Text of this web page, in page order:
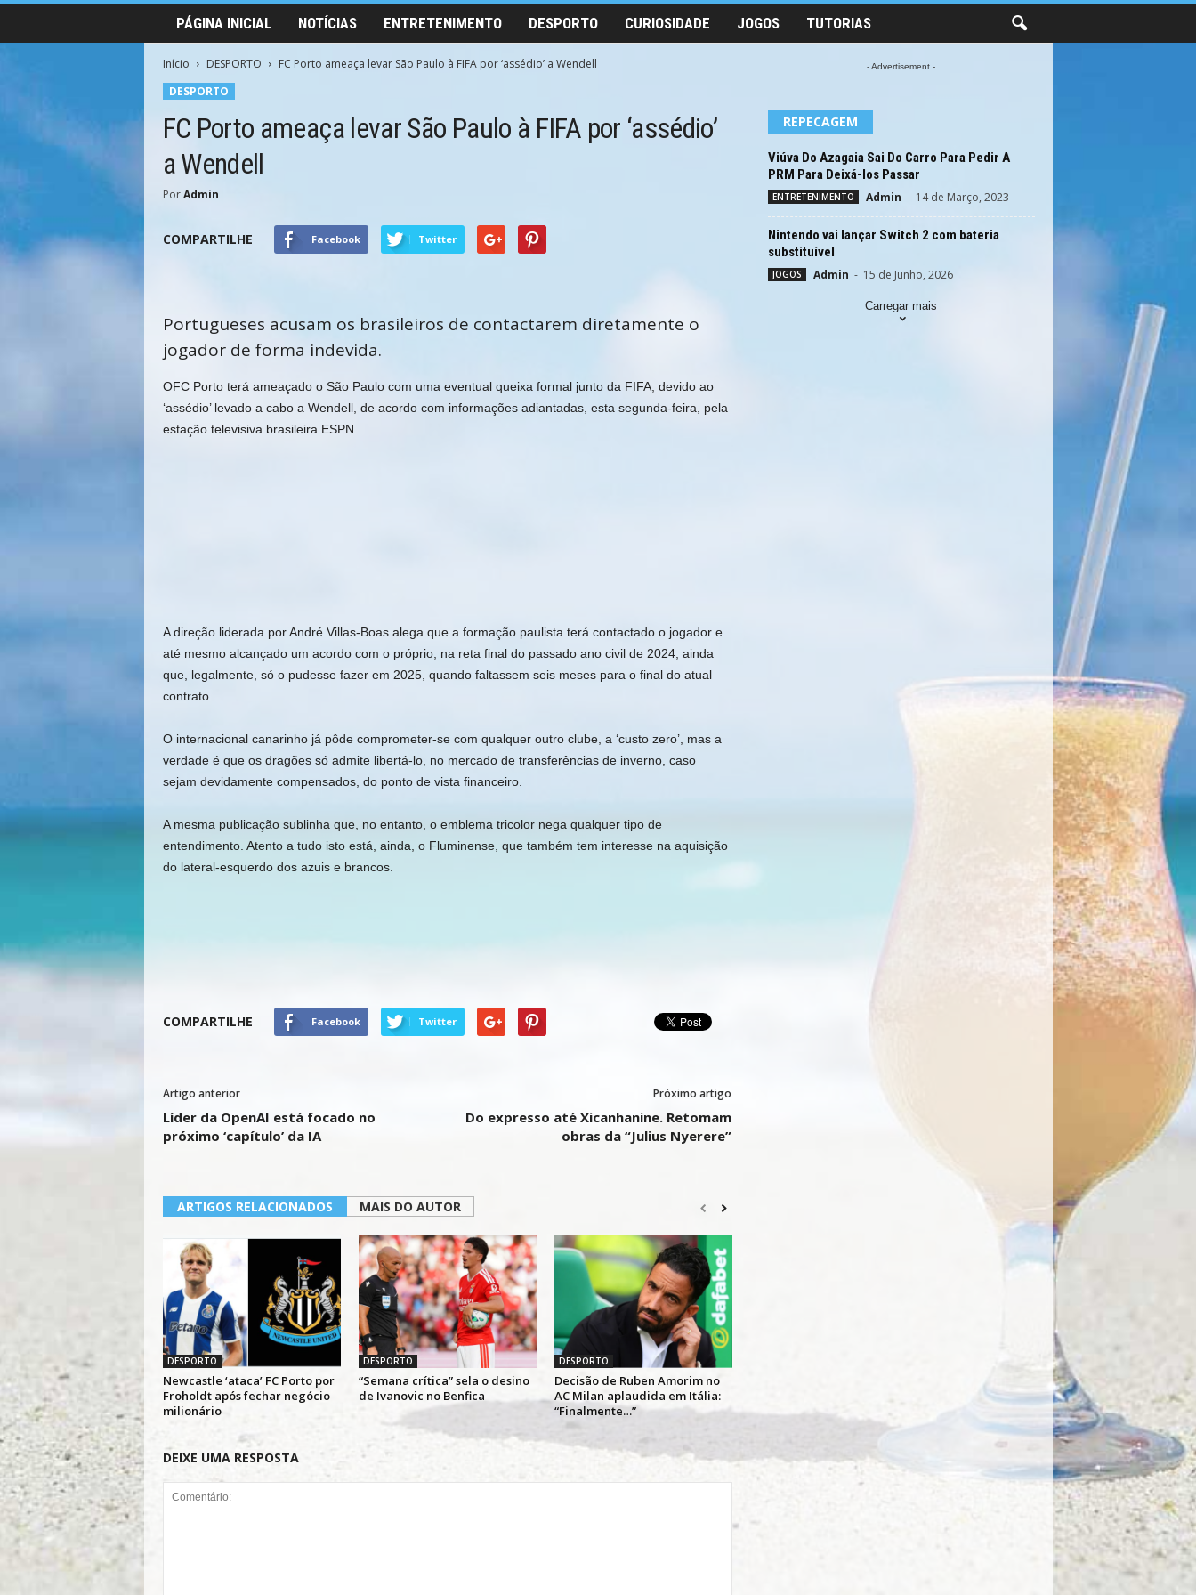
PÁGINA INICIAL NOTÍCIAS ENTRETENIMENTO DESPORTO CURIOSIDADE JOGOS TUTORIAS
Início DESPORTO
FC Porto ameaça levar São Paulo à FIFA por ‘assédio’ a Wendell
DESPORTO
FC Porto ameaça levar São Paulo à FIFA por ‘assédio’
a Wendell
Por Admin
COMPARTILHE Facebook Twitter
Portugueses acusam os brasileiros de contactarem diretamente o
jogador de forma indevida.
OFC Porto terá ameaçado o São Paulo com uma eventual queixa formal junto da FIFA, devido ao
‘assédio’ levado a cabo a Wendell, de acordo com informações adiantadas, esta segunda-feira, pela
estação televisiva brasileira ESPN
A direção liderada por André Villas-Boas alega que a formação paulista terá contactado o jogador e
até mesmo alcançado um acordo com o próprio, na reta final do passado ano civil de 2024, ainda
que, legalmente, só o pudesse fazer em 2025, quando faltassem seis meses para o final do atual
contrato.
O internacional canarinho já pôde comprometer-se com qualquer outro clube, a ‘custo zero’, mas a
verdade é que os dragões só admite libertá-lo, no mercado de transferências de inverno, caso
sejam devidamente compensados, do ponto de vista financeiro.
A mesma publicação sublinha que, no entanto, o emblema tricolor nega qualquer tipo de
entendimento. Atento a tudo isto está, ainda, o Fluminense, que também tem interesse na aquisição
do lateral-esquerdo dos azuis e brancos.
COMPARTILHE Facebook Twitter
Artigo anterior
Líder da OpenAI está focado no
próximo ‘capítulo’ da IA
Próximo artigo
Do expresso até Xicanhanine. Retomam
obras da “Julius Nyerere”
ARTIGOS RELACIONADOS MAIS DO AUTOR
DESPORTO
Newcastle ‘ataca’ FC Porto por
Froholdt após fechar negócio
milionário
DESPORTO
“Semana crítica” sela o desino
de Ivanovic no Benfica
DESPORTO
Decisão de Ruben Amorim no
AC Milan aplaudida em Itália:
“Finalmente…”
DEIXE UMA RESPOSTA
- Advertisement -
REPECAGEM
Viúva Do Azagaia Sai Do Carro Para Pedir A
PRM Para Deixá-los Passar
ENTRETENIMENTO Admin - 14 de Março, 2023
Nintendo vai lançar Switch 2 com bateria
substituível
JOGOS Admin - 15 de Junho, 2026
Carregar mais